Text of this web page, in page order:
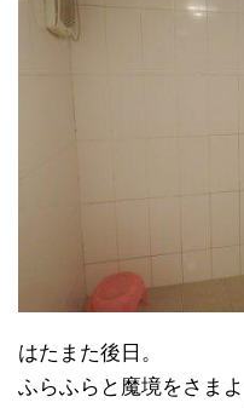
はたまた後日。
ふらふらと魔境をさま